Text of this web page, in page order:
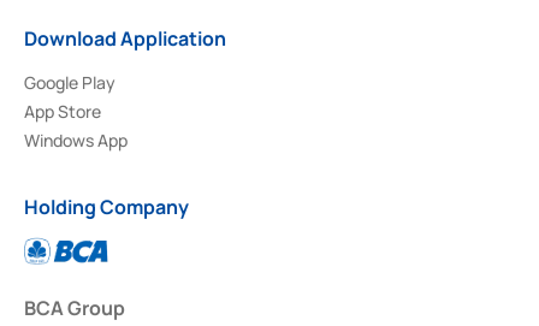
Download Application
Google Play
App Store
Windows App
Holding Company
BCA Group